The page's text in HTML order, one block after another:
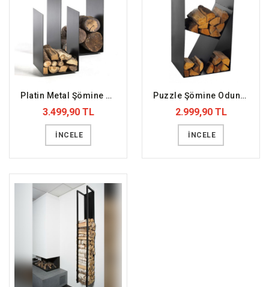
Platin Metal Şömine Odunluk (DFFODN6)
3.499,90 TL
İNCELE
Puzzle Şömine Odunluk (DFFODN7)
2.999,90 TL
İNCELE